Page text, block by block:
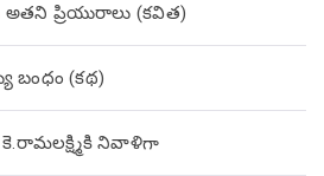
అతని ప్రియురాలు (కవిత)
బంధం (కథ)
కె.రామలక్ష్మికి నివాళిగా